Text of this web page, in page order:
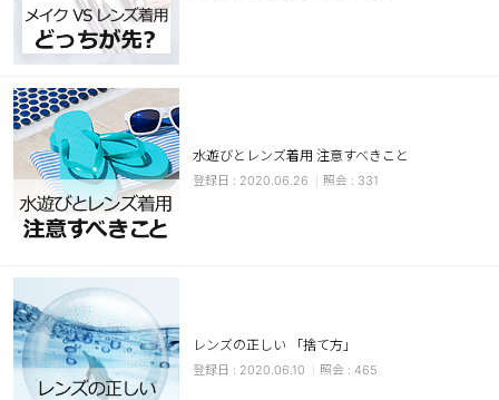
水遊びとレンズ着用 注意すべきこと
2020.06.26 331
レンズの正しい 「捨て方」
2020.06.10 465